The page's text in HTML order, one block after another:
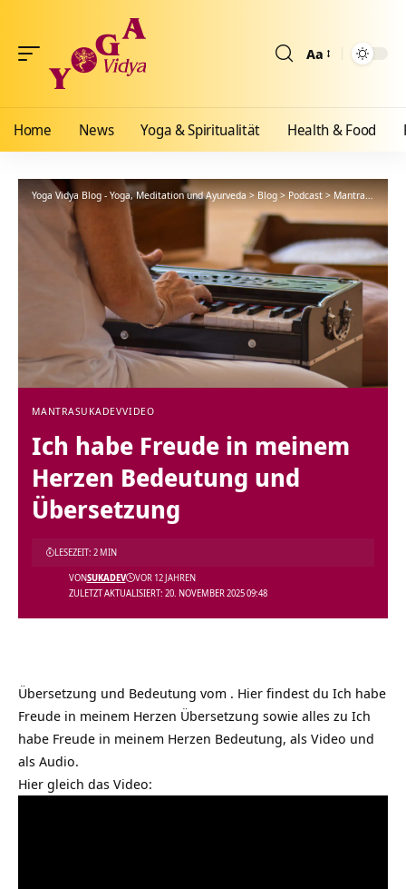
Aa
Home News Yoga & Spiritualität Health & Food
Yoga Vidya Blog - Yoga, Meditation und Ayurveda>Blog>Podcast>Mantra>Ich
MANTRASUKADEVVIDEO
Ich habe Freude in meinem
Herzen Bedeutung und
Übersetzung
ZULETZT AKTUALISIERT: 20. NOVEMBER 2025 09:48
VONSUKADEV VOR 12 JAHREN
LESEZEIT: 2 MIN
Übersetzung und Bedeutung vom . Hier findest du Ich habe
Freude in meinem Herzen Übersetzung sowie alles zu Ich
habe Freude in meinem Herzen Bedeutung, als Video und
als Audio.
Hier gleich das Video: